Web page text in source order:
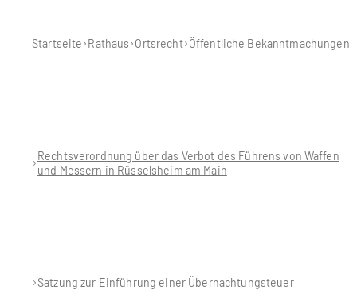
hier:Startseite Rathaus Ortsrecht Öffentliche Bekanntmachungen
Rechtsverordnung über das Verbot des Führens von Waffen
und Messern in Rüsselsheim am Main
Satzung zur Einführung einer Übernachtungsteuer